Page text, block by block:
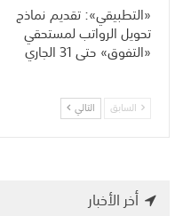
«التطبيقي»: تقديم نماذج
تحويل الرواتب لمستحقي
«التفوق» حتى 31 الجاري
السابق التالي
أخر الأخبار